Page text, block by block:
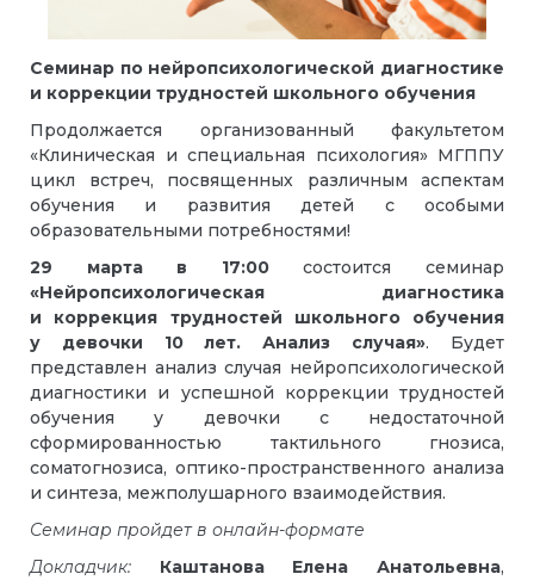
Семинар по нейропсихологической диагностике
и коррекции трудностей школьного обучения
Продолжается организованный факультетом
«Клиническая и специальная психология» МГППУ
цикл встреч, посвященных различным аспектам
обучения и развития детей с особыми
образовательными потребностями!
29 марта в 17:00состоится семинар
«Нейропсихологическая диагностика
и коррекция трудностей школьного обучения
у девочки 10 лет. Анализ случая». Будет
представлен анализ случая нейропсихологической
диагностики и успешной коррекции трудностей
обучения у девочки с недостаточной
сформированностью тактильного гнозиса,
соматогнозиса, оптико-пространственного анализа
и синтеза, межполушарного взаимодействия.
Семинар пройдет в онлайн-формате
Докладчик:
Каштанова Елена Анатольевна,